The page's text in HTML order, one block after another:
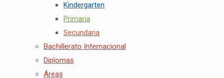
Kindergarten
Primaria
Secundaria
Bachillerato Internacional
Diplomas
Áreas